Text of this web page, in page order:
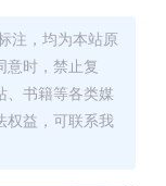
注，均为本站原
意时，禁止复
、书籍等各类媒
权益，可联系我